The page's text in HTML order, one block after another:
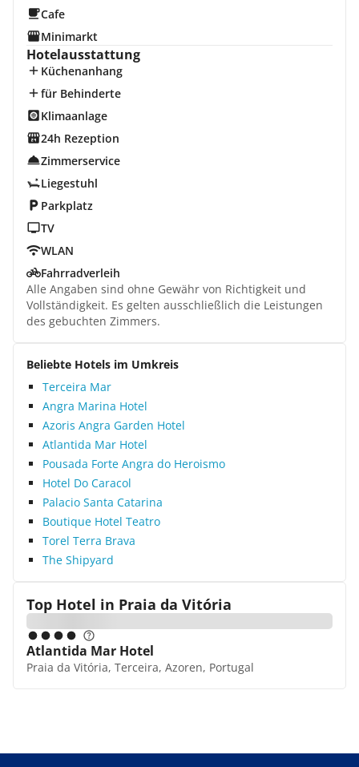
Cafe
Minimarkt
Hotelausstattung
Küchenanhang
für Behinderte
Klimaanlage
24h Rezeption
Zimmerservice
Liegestuhl
Parkplatz
TV
WLAN
Fahrradverleih
Alle Angaben sind ohne Gewähr von Richtigkeit und
Vollständigkeit. Es gelten ausschließlich die Leistungen
des gebuchten Zimmers.
Beliebte Hotels im Umkreis
Terceira Mar
Angra Marina Hotel
Azoris Angra Garden Hotel
Atlantida Mar Hotel
Pousada Forte Angra do Heroismo
Hotel Do Caracol
Palacio Santa Catarina
Boutique Hotel Teatro
Torel Terra Brava
The Shipyard
Top Hotel in Praia da Vitória
Atlantida Mar Hotel
Praia da Vitória, Terceira, Azoren, Portugal